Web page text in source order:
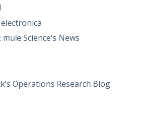
mule Science's News
Operations Research Blog